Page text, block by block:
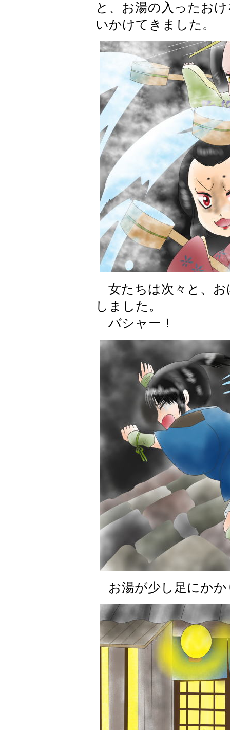
と、お湯の入ったお
いかけてきました。
女たちは次々と、お
しました。
バシャー！
お湯が少し足にかか